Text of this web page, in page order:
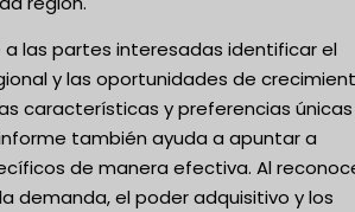
a las partes interesadas identificar el
y las oportunidades de
características y preferencias
también ayuda a apuntar a
de manera efectiva. Al
demanda, el poder adquisitivo y los